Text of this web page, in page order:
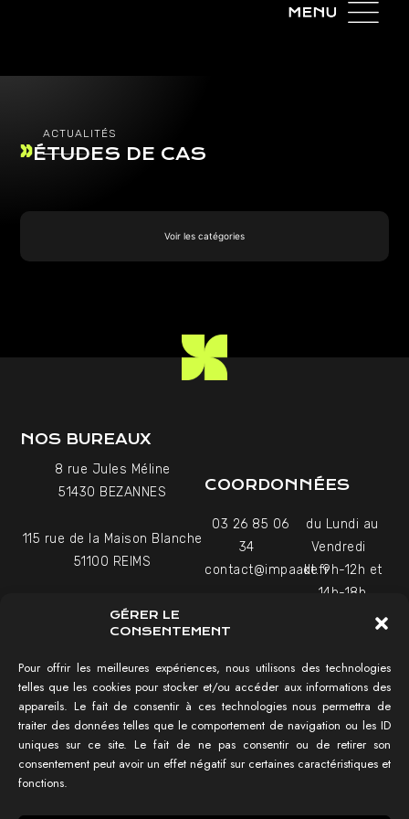
GÉRER LE
CONSENTEMENT
Pour offrir les meilleures expériences, nous utilisons des technologies
telles que les cookies pour stocker et/ou accéder aux informations des
appareils. Le fait de consentir à ces technologies nous permettra de
traiter des données telles que le comportement de navigation ou les ID
uniques sur ce site. Le fait de ne pas consentir ou de retirer son
consentement peut avoir un effet négatif sur certaines caractéristiques et
fonctions.
ACTUALITÉS
ÉTUDES DE CAS
Voir les catégories
NOS BUREAUX
8 rue Jules Méline
51430 BEZANNES
115 rue de la Maison Blanche
51100 REIMS
27-29 Rue Raffet
75016 PARIS
COORDONNÉES
03 26 85 06
34
contact@impaakt.fr
du Lundi au
Vendredi
de 9h-12h et
14h-18h
Uniquement sur rendez-
NAVIGATION
Tester mon SEO !
Agence SEO
Témoignages vidéo